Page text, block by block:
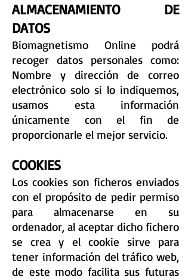
ALMACENAMIENTO DE
DATOS
Biomagnetismo Online podrá
recoger datos personales como:
Nombre y dirección de correo
electrónico solo si lo indiquemos,
usamos esta información
únicamente con el fin de
proporcionarle el mejor servicio.
COOKIES
Los cookies son ficheros enviados
con el propósito de pedir permiso
para almacenarse en su
ordenador, al aceptar dicho fichero
se crea y el cookie sirve para
tener información del tráfico web,
de este modo facilita sus futuras